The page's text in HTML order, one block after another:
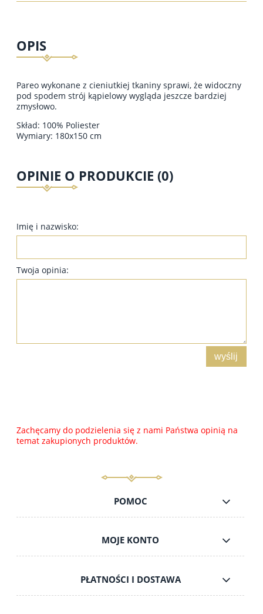
OPIS
Pareo wykonane z cieniutkiej tkaniny sprawi, że widoczny
pod spodem strój kąpielowy wygląda jeszcze bardziej
zmysłowo.
Skład: 100% Poliester
Wymiary: 180x150 cm
OPINIE O PRODUKCIE (0)
Imię i nazwisko:
Twoja opinia:
wyślij
Zachęcamy do podzielenia się z nami Państwa opinią na
temat zakupionych produktów.
POMOC
MOJE KONTO
PŁATNOŚCI I DOSTAWA